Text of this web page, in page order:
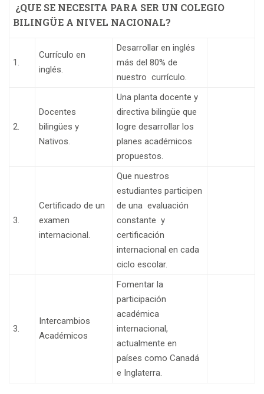
¿QUE SE NECESITA PARA SER UN COLEGIO
BILINGÜE A NIVEL NACIONAL?
1.
Currículo en
inglés.
Desarrollar en inglés
más del 80% de
nuestro currículo.
2.
Docentes
bilingües y
Nativos.
Una planta docente y
directiva bilingüe que
logre desarrollar los
planes académicos
propuestos.
3.
Certificado de un
examen
internacional.
Que nuestros
estudiantes participen
de una evaluación
constante y
certificación
internacional en cada
ciclo escolar.
3.
Intercambios
Académicos
Fomentar la
participación
académica
internacional,
actualmente en
países como Canadá
e Inglaterra.